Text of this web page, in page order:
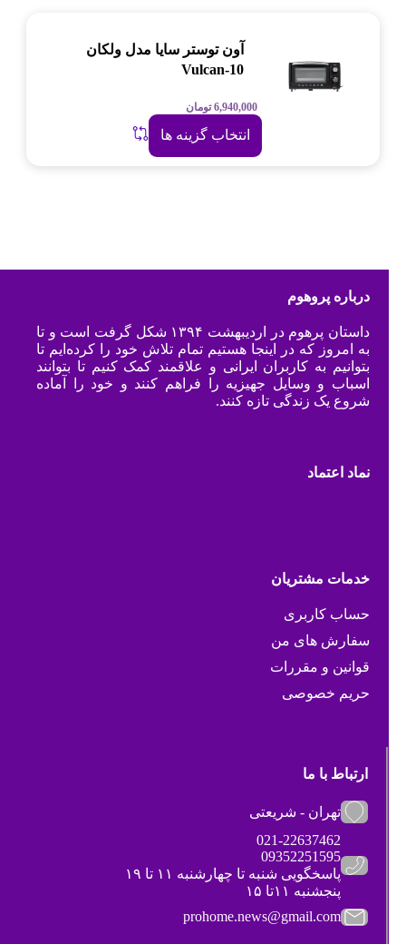
آون توستر سایا مدل ولکان
Vulcan-10
6,940,000 تومان
انتخاب گزینه ها
درباره پروهوم
داستان پرهوم در اردیبهشت ۱۳۹۴ شکل گرفت است و تا
به امروز که در اینجا هستیم تمام تلاش خود را کرده‌ایم تا
بتوانیم به کاربران ایرانی و علاقمند کمک کنیم تا بتوانند
اسباب و وسایل جهیزیه را فراهم کنند و خود را آماده
شروع یک زندگی تازه کنند.
نماد اعتماد
خدمات مشتریان
حساب کاربری
سفارش های من
قوانین و مقررات
حریم خصوصی
ارتباط با ما
تهران - شریعتی
021-22637462
09352251595
پاسخگویی شنبه تا چهارشنبه ۱۱ تا ۱۹
پنجشنبه ۱۱تا ۱۵
prohome.news@gmail.com